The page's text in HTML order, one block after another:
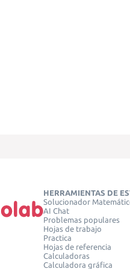
HERRAMIENTAS DE
Solucionador
AI Chat
Problemas populares
Hojas de trabajo
Practica
Hojas de referencia
Calculadoras
Calculadora gráfica